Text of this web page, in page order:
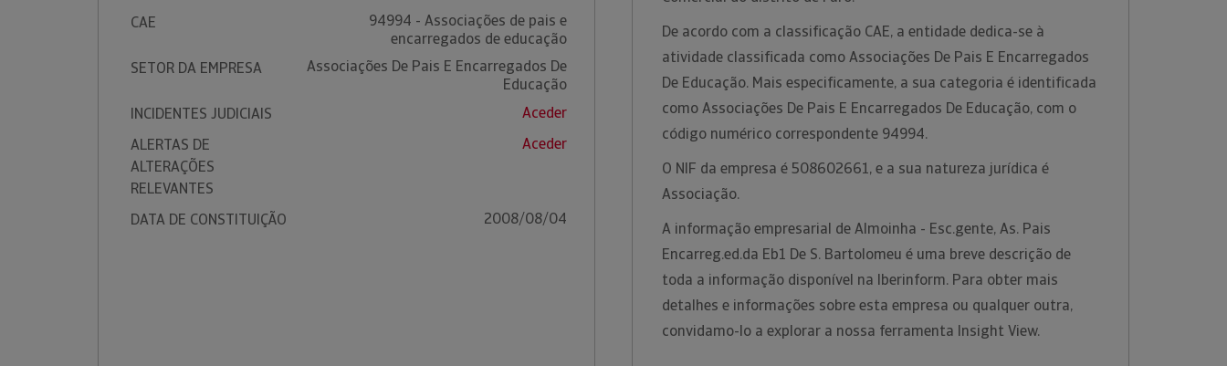
CAE
94994 - Associações de pais e
encarregados de educação
SETOR DA EMPRESA
Associações De Pais E Encarregados De
Educação
INCIDENTES JUDICIAIS
Aceder
ALERTAS DE
ALTERAÇÕES
RELEVANTES
Aceder
DATA DE CONSTITUIÇÃO 2008/08/04
De acordo com a classificação CAE, a entidade dedica-se à
atividade classificada como Associações De Pais E Encarregados
De Educação. Mais especificamente, a sua categoria é identificada
como Associações De Pais E Encarregados De Educação, com o
código numérico correspondente 94994.
O NIF da empresa é 508602661, e a sua natureza jurídica é
Associação.
A informação empresarial de Almoinha - Esc.gente, As. Pais
Encarreg.ed.da Eb1 De S. Bartolomeu é uma breve descrição de
toda a informação disponível na Iberinform. Para obter mais
detalhes e informações sobre esta empresa ou qualquer outra,
convidamo-lo a explorar a nossa ferramenta Insight View.